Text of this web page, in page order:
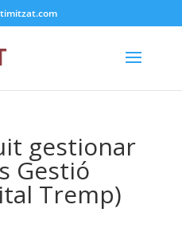
gestionar
Gestió
Tremp)